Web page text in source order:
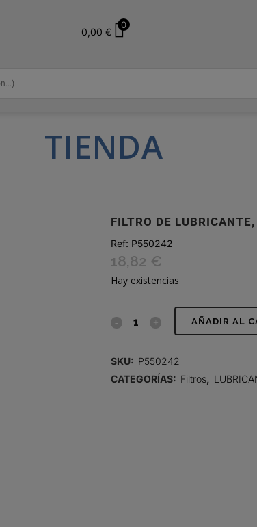
0,00 €
0
TIENDA
FILTRO DE
Ref: P550242
18,82 €
Hay existencias
FILTRO
LUBRICANTE,
AÑADIR AL
SKU: P550242
CATEGORÍAS: Filtros